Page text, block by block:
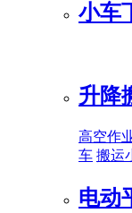
小车
升降
高空作
车 搬运
电动